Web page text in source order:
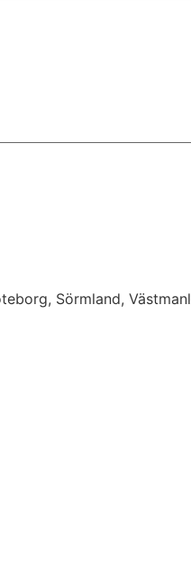
Sörmland,